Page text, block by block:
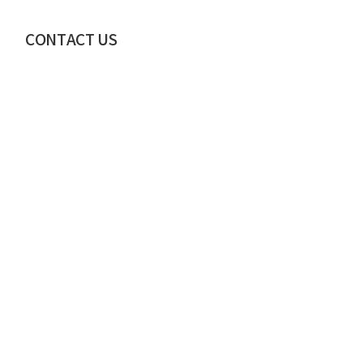
CONTACT US